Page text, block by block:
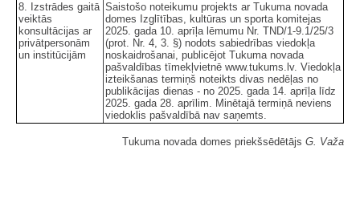
8. Izstrādes gaitā
veiktās
konsultācijas ar
privātpersonām
un institūcijām
Saistošo noteikumu projekts ar Tukuma novada
domes Izglītības, kultūras un sporta komitejas
2025. gada 10. aprīļa lēmumu Nr. TND/1-9.1/25/3
(prot. Nr. 4, 3. §) nodots sabiedrības viedokļa
noskaidrošanai, publicējot Tukuma novada
pašvaldības tīmekļvietnē www.tukums.lv. Viedokļa
izteikšanas termiņš noteikts divas nedēļas no
publikācijas dienas - no 2025. gada 14. aprīļa līdz
2025. gada 28. aprīlim. Minētajā termiņā neviens
viedoklis pašvaldībā nav saņemts.
Tukuma novada domes priekšsēdētājs G. Važa